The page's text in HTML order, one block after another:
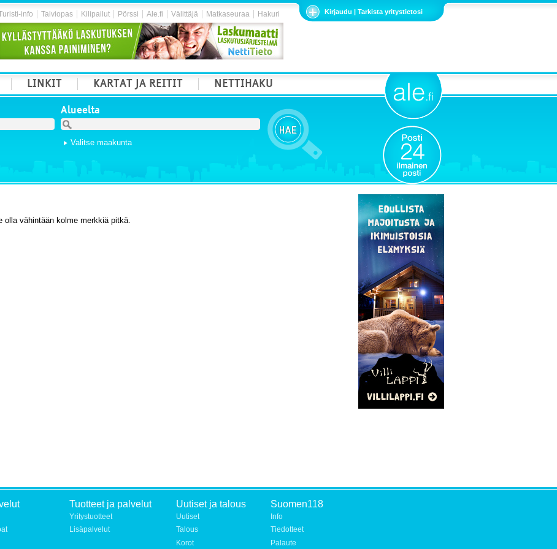
Kirjaudu | Tarkista yritystietosi
info Talviopas Kilipailut Pörssi Ale.fi Välittäjä Matkaseuraa Hakuri
LINKIT KARTAT JA REITIT NETTIHAKU
Alueelta
Valitse maakunta
olla vähintään kolme merkkiä pitkä.
Tuotteet ja palvelut
Yritystuotteet
Lisäpalvelut
Uutiset ja talous
Uutiset
Talous
Korot
Suomen118
Info
Tiedotteet
Palaute